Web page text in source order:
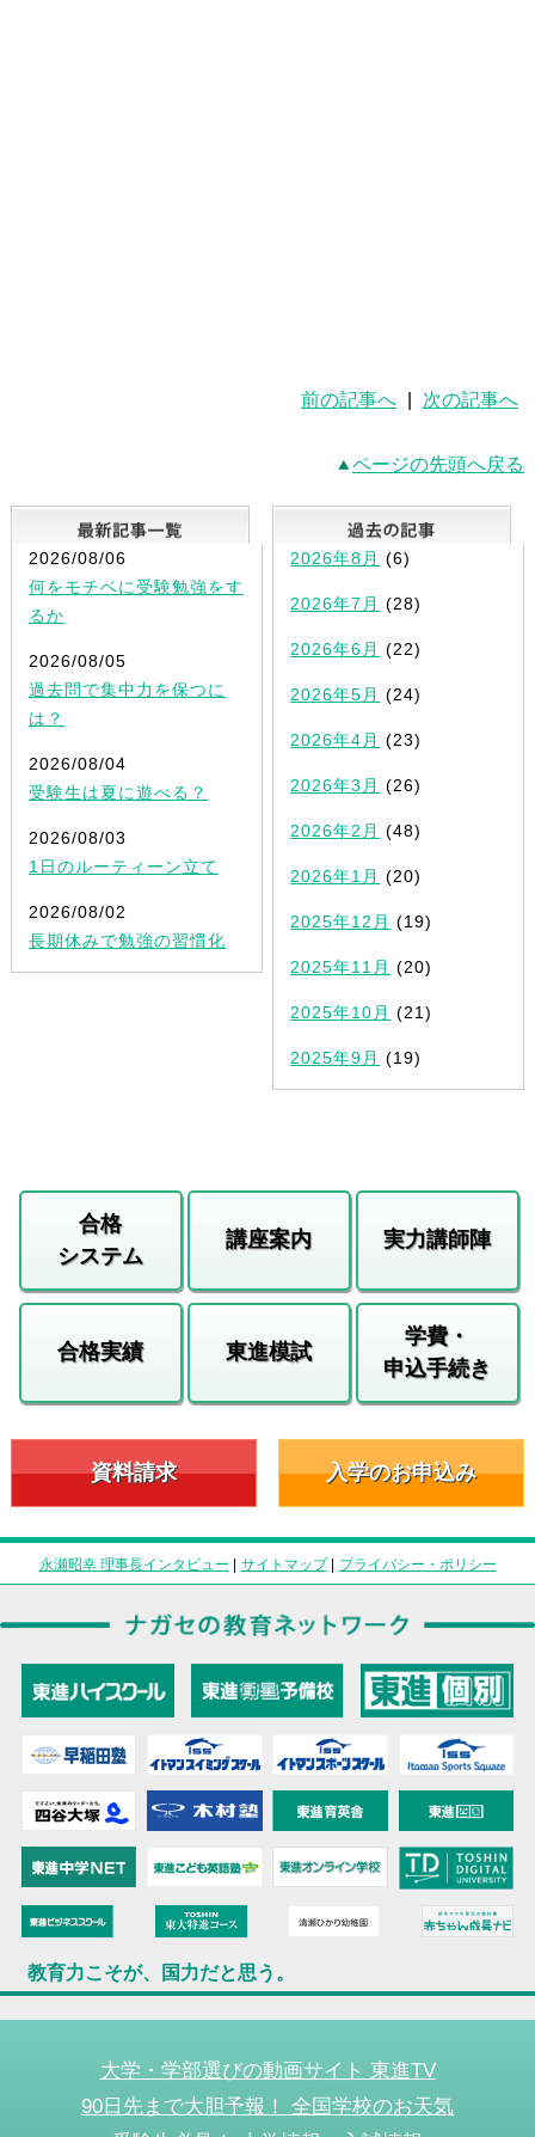
前の記事へ 次の記事へ
ページの先頭へ戻る
最新記事一覧
2026/08/06
何をモチベに受験勉強をす
るか
2026/08/05
過去問で集中力を保つに
は？
2026/08/04
受験生は夏に遊べる？
2026/08/03
1日のルーティーン立て
2026/08/02
長期休みで勉強の習慣化
2026年8月 (6)
2026年7月 (28)
2026年6月 (22)
2026年5月 (24)
2026年4月 (23)
2026年3月 (26)
2026年2月 (48)
2026年1月 (20)
2025年12月 (19)
2025年11月 (20)
2025年10月 (21)
2025年9月 (19)
合格
システム
講座案内 実力講師陣
合格実績 東進模試
学費・
申込手続き
資料請求 入学のお申込み
永瀬昭幸 理事長インタビュー | サイトマップ| プライバシー・ポリシー
教育力こそが、国力だと思う。
大学・学部選びの動画サイト 東進TV
90日先まで大胆予報！ 全国学校のお天気